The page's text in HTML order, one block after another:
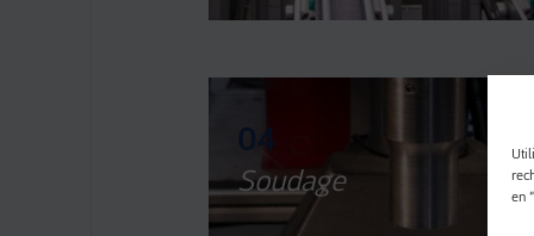
en
04
Soudage